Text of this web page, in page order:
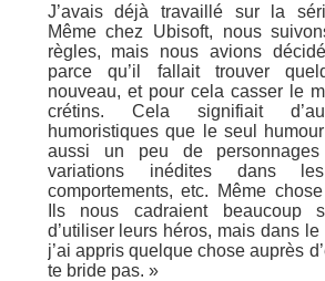
J’avais déjà travaillé sur la
Même chez Ubisoft, nous
règles, mais nous avions
parce qu’il fallait trouver
nouveau, et pour cela casser le
crétins. Cela signifiait
humoristiques que le seul
aussi un peu de
variations inédites dans
comportements, etc. Même
Ils nous cadraient beaucoup
d’utiliser leurs héros, mais dans le
j’ai appris quelque chose auprès
te bride pas. »